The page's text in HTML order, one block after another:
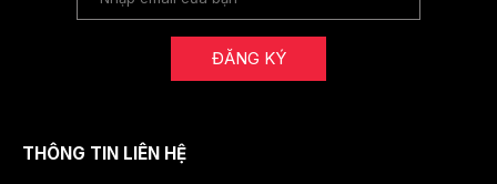
ĐĂNG KÝ
THÔNG TIN LIÊN HỆ